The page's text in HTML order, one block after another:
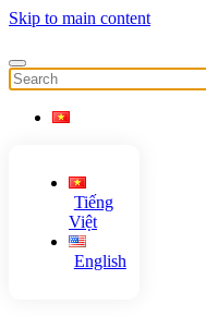
Skip to main content
Tiếng
Việt
English